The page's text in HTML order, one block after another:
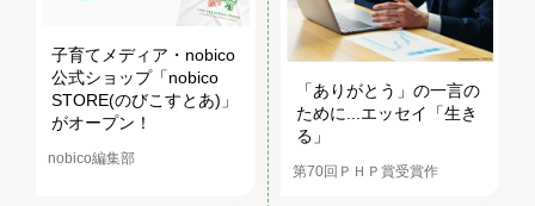
子育てメディア・nobico
公式ショップ「nobico
STORE(のびこすとあ)」
がオープン！
nobico編集部
「ありがとう」の一言の
ために...エッセイ「生き
る」
第70回ＰＨＰ賞受賞作